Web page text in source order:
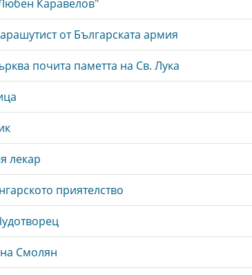
Каравелов"
от Българската армия
почита паметта на Св. Лука
лекар
приятелство
Смолян